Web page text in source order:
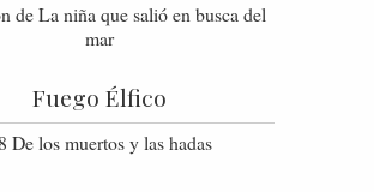
de La niña que salió en busca del
mar
Fuego Élfico
De los muertos y las hadas